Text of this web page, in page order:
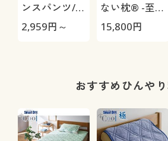
ンスパンツ/細
見えが叶うら
ト・速乾・洗
2,959円～
ない枕® -至
極-
15,800円
おすすめひんや